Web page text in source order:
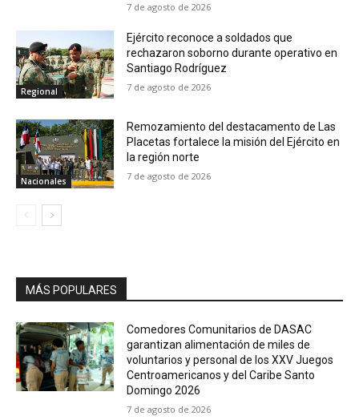
7 de agosto de 2026
Regional
Ejército reconoce a soldados que
rechazaron soborno durante operativo en
Santiago Rodríguez
7 de agosto de 2026
Nacionales
Remozamiento del destacamento de Las
Placetas fortalece la misión del Ejército en
la región norte
7 de agosto de 2026
MÁS POPULARES
Comedores Comunitarios de DASAC
garantizan alimentación de miles de
voluntarios y personal de los XXV Juegos
Centroamericanos y del Caribe Santo
Domingo 2026
7 de agosto de 2026